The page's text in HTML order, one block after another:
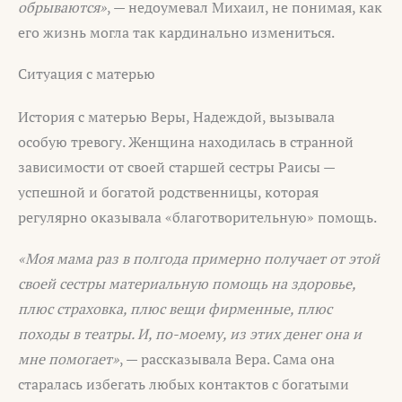
обрываются», — недоумевал Михаил, не понимая, как
его жизнь могла так кардинально измениться.
Ситуация с матерью
История с матерью Веры, Надеждой, вызывала
особую тревогу. Женщина находилась в странной
зависимости от своей старшей сестры Раисы —
успешной и богатой родственницы, которая
регулярно оказывала «благотворительную» помощь.
«Моя мама раз в полгода примерно получает от этой
своей сестры материальную помощь на здоровье,
плюс страховка, плюс вещи фирменные, плюс
походы в театры. И, по-моему, из этих денег она и
мне помогает», — рассказывала Вера. Сама она
старалась избегать любых контактов с богатыми